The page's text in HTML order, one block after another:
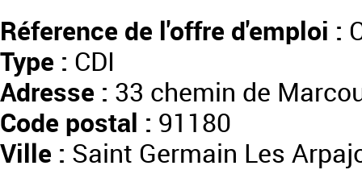
Réference de l'offre d'emploi :
Type : CDI
Adresse : 33 chemin de
Code postal : 91180
Ville : Saint Germain Les